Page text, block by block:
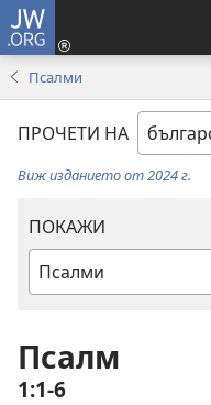
JW.ORG
Псалми
ПРОЧЕТИ НА
Виж изданието от 2024 г.
ПОКАЖИ
Библейска
Псалм
1:1-6